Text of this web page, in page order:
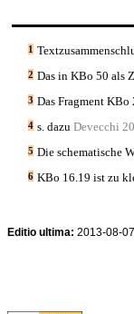
1
2 Das in KBo 50 als
3 Das Fragment
4 s. dazu Devecchi
5 Die schematische
6 KBo 16.19 ist zu
Editio ultima: 2013-08-07